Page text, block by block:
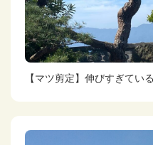
【マツ剪定】伸びすぎてい